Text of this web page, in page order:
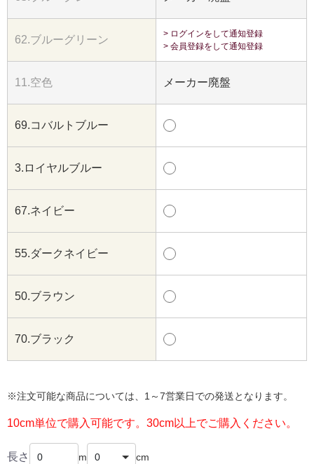
62.ブルーグリーン
> ログインをして通知登録
> 会員登録をして通知登録
11.空色 メーカー廃盤
69.コバルトブルー
3.ロイヤルブルー
67.ネイビー
55.ダークネイビー
50.ブラウン
70.ブラック
※注文可能な商品については、1～7営業日での発送となります。
10cm単位で購入可能です。30cm以上でご購入ください。
長さ m cm